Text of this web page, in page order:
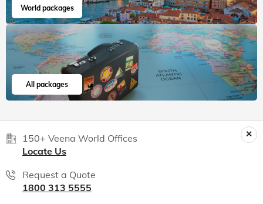
World packages
All packages
150+ Veena World Offices
Locate Us
Request a Quote
1800 313 5555